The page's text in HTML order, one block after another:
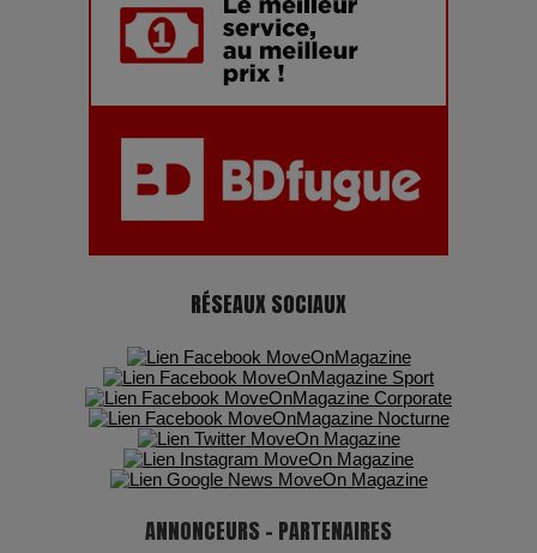
Pharaonic Festival 2025 : 10 ans d’électro sous les
RÉSEAUX SOCIAUX
ANNONCEURS - PARTENAIRES